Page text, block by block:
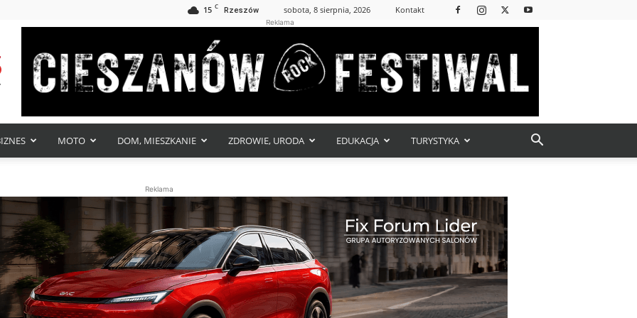
15 C Rzeszów sobota, 8 sierpnia, 2026 Kontakt
Reklama
MOTO DOM, MIESZKANIE ZDROWIE, URODA EDUKACJA TURYSTYKA
Reklama